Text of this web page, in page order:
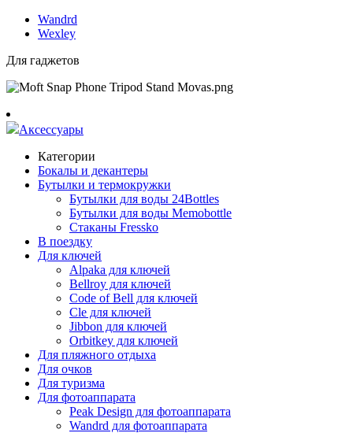
Wandrd
Wexley
Для гаджетов
Аксессуары
Категории
Бокалы и декантеры
Бутылки и термокружки
Бутылки для воды 24Bottles
Бутылки для воды Memobottle
Стаканы Fressko
В поездку
Для ключей
Alpaka для ключей
Bellroy для ключей
Code of Bell для ключей
Cle для ключей
Jibbon для ключей
Orbitkey для ключей
Для пляжного отдыха
Для очков
Для туризма
Для фотоаппарата
Peak Design для фотоаппарата
Wandrd для фотоаппарата